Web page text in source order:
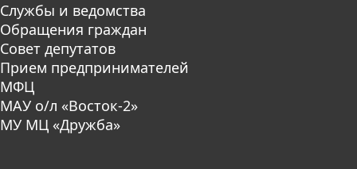
Службы и ведомства
Обращения граждан
Совет депутатов
Прием предпринимателей
МФЦ
МАУ о/л «Восток-2»
МУ МЦ «Дружба»